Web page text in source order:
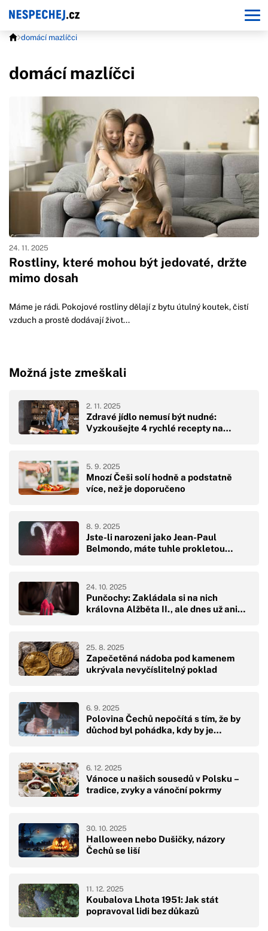
domácí mazlíčci
domácí mazlíčci
Rostliny, které mohou být jedovaté, držte
mimo dosah
24. 11. 2025
Máme je rádi. Pokojové rostliny dělají z bytu útulný koutek, čistí
vzduch a prostě dodávají život...
Možná jste zmeškali
Zdravé jídlo nemusí být nudné:
Vyzkoušejte 4 rychlé recepty na…
2. 11. 2025
Mnozí Češi solí hodně a podstatně
více, než je doporučeno
5. 9. 2025
Jste-li narozeni jako Jean-Paul
Belmondo, máte tuhle prokletou…
8. 9. 2025
Punčochy: Zakládala si na nich
královna Alžběta II., ale dnes už ani…
24. 10. 2025
Zapečetěná nádoba pod kamenem
ukrývala nevyčíslitelný poklad
25. 8. 2025
Polovina Čechů nepočítá s tím, že by
důchod byl pohádka, kdy by je…
6. 9. 2025
Vánoce u našich sousedů v Polsku –
tradice, zvyky a vánoční pokrmy
6. 12. 2025
Halloween nebo Dušičky, názory
Čechů se liší
30. 10. 2025
Koubalova Lhota 1951: Jak stát
popravoval lidi bez důkazů
11. 12. 2025